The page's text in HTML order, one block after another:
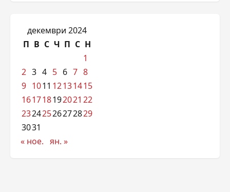
декември 2024
П В С Ч П С Н
1
2 3 4 5 6 7 8
9 1011 12131415
161718192021 22
23242526272829
3031
« ное. ян. »